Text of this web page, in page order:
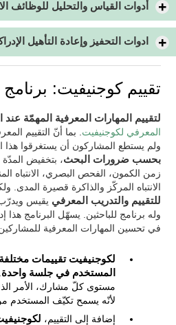
أدوات القياس والتحليل للوظائف
ادوات التحفيز وإعادة التأهيل
تقييم كوجنيفيت: برنامج
لتقييم المهارات المعرفية المهمّة عند
المعرفي لكوجنيفيت
ولم يستطع المشاركون أن يستغرقوا هذا
بحسب ضرورات البحث
زمن الكمون، الفحص البصري، الانتباه
الانتباه المركّز والذاكرة قصيرة المدى.
للتقييم والتدريب المعرفي
وله برنامج للباحثين. يسهّل البرنامج
في تحسين المهارات المعرفية
لكوجنيفيت تقييمات
المستخدم في جلسة واحدة
مستوى كلّ مشارك، الأمر
لأنّه يسمح تكيّف المستخدم من
إضافة إلى التقييم،